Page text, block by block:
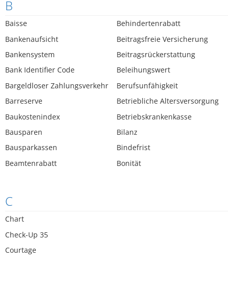
B
Baisse
Bankenaufsicht
Bankensystem
Bank Identifier Code
Bargeldloser Zahlungsverkehr
Barreserve
Baukostenindex
Bausparen
Bausparkassen
Beamtenrabatt
Behindertenrabatt
Beitragsfreie Versicherung
Beitragsrückerstattung
Beleihungswert
Berufsunfähigkeit
Betriebliche Altersversorgung
Betriebskrankenkasse
Bilanz
Bindefrist
Bonität
C
Chart
Check-Up 35
Courtage